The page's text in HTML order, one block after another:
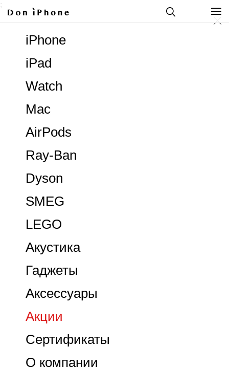
;
О компании
Сертификаты
Акции
Аксессуары
Гаджеты
Акустика
Dyson
AirPods
Ray-Ban
LEGO
SMEG
Mac
Watch
iPad
iPhone